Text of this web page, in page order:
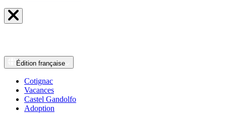
Édition française
Cotignac
Vacances
Castel Gandolfo
Adoption